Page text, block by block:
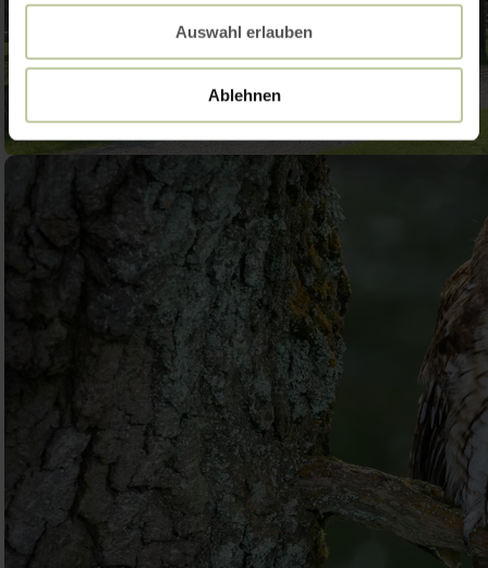
Auswahl erlauben
Ablehnen